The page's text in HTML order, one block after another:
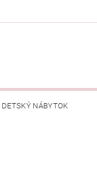
DETSKÝ NÁBYTOK